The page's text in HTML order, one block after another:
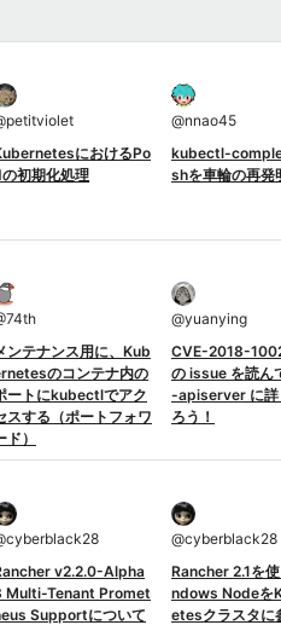
petitviolet
におけるPo
初期化処理
@nnao45
kubectl-
shを車輪の再発
74th
ンテナンス用に、Kub
のコンテナ内の
ートにkubectlでアク
スする（ポートフォワ
ド）
@yuanying
CVE-2018-
の issue を読ん
-apiserver に詳
ろう！
cyberblack28
v2.2.0-Alpha
Multi-Tenant Promet
Supportについて
@cyberblack28
Rancher 2.1を
ndows Nodeを
etesクラスタに